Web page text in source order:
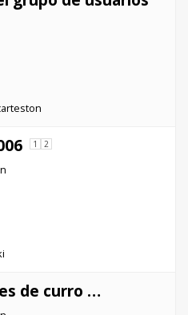
1 2
de curro …